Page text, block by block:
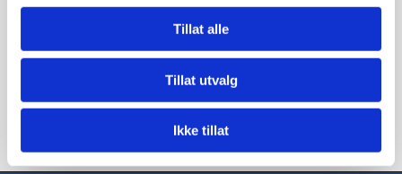
Tillat alle
Tillat utvalg
Ikke tillat